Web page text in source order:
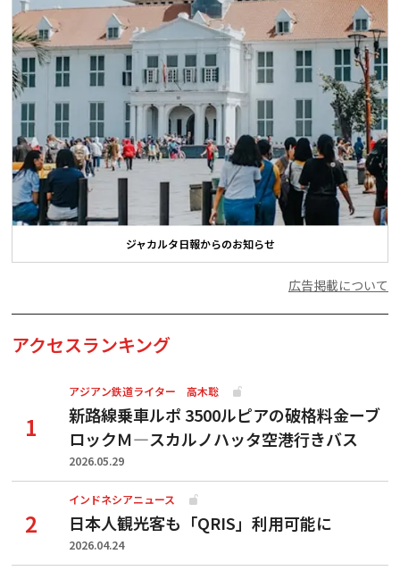
ジャカルタ日報からのお知らせ
広告掲載について
アクセスランキング
アジアン鉄道ライター 高木聡
新路線乗車ルポ 3500ルピアの破格料金ーブ
ロックＭ―スカルノハッタ空港行きバス
2026.05.29
インドネシアニュース
日本人観光客も「QRIS」利用可能に
2026.04.24